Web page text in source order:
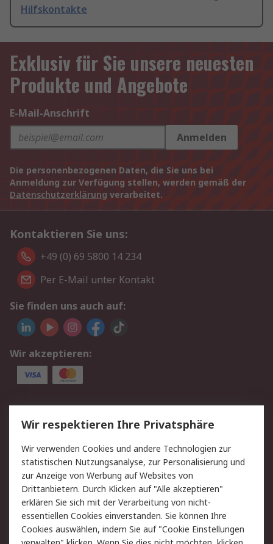
Hilfskontakte
Exklusiv für Sie unsere neuesten
Produkte und Angebote
E-Mail-Anschrift
Anmelden
Die personenbezogenen Daten, die Sie uns bei
Anmeldung zur Verfügung stellen, werden gemäß der
Datenschutzerklärung verarbeitet.
Kontaktieren Sie uns:
+49 (0) 69 5800 14 234
Per E-Mail unter Kontakt
Sie finden uns auch auf:
Wir akzeptieren:
Service
Value Added Services
Lieferlösungen
Rücksendungen
Kontakt
Hilfe
Privatkunden
Rechtliches
AGB
Datenschutz
Cookie-Richtlinie
Zahlungsbedingungen
Wir respektieren Ihre Privatsphäre
Wir verwenden Cookies und andere Technologien zur
statistischen Nutzungsanalyse, zur Personalisierung und
zur Anzeige von Werbung auf Websites von
Drittanbietern. Durch Klicken auf "Alle akzeptieren"
erklären Sie sich mit der Verarbeitung von nicht-
essentiellen Cookies einverstanden. Sie können Ihre
Cookies auswählen, indem Sie auf "Cookie Einstellungen